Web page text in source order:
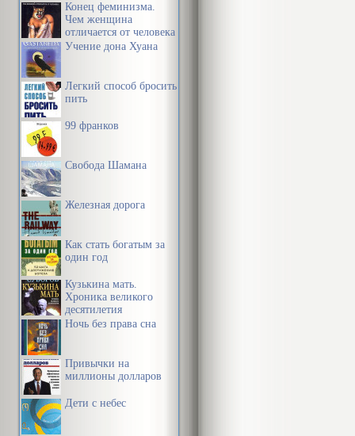
Конец феминизма.
Чем женщина
отличается от человека
Учение дона Хуана
Легкий способ бросить
пить
99 франков
Свобода Шамана
Железная дорога
Как стать богатым за
один год
Кузькина мать.
Хроника великого
десятилетия
Ночь без права сна
Привычки на
миллионы долларов
Дети с небес